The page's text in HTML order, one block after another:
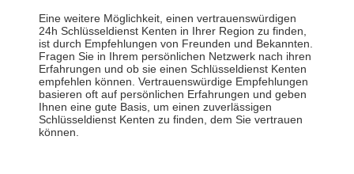
Eine weitere Möglichkeit, einen vertrauenswürdigen
24h Schlüsseldienst Kenten in Ihrer Region zu finden,
ist durch Empfehlungen von Freunden und Bekannten.
Fragen Sie in Ihrem persönlichen Netzwerk nach ihren
Erfahrungen und ob sie einen Schlüsseldienst Kenten
empfehlen können. Vertrauenswürdige Empfehlungen
basieren oft auf persönlichen Erfahrungen und geben
Ihnen eine gute Basis, um einen zuverlässigen
Schlüsseldienst Kenten zu finden, dem Sie vertrauen
können.